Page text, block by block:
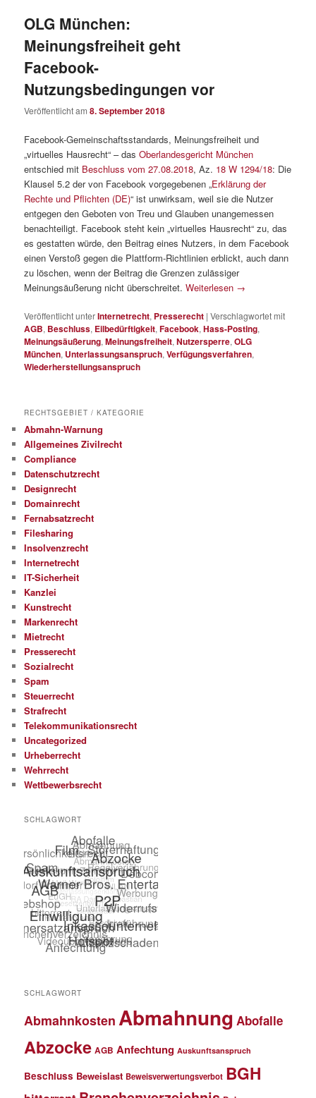
OLG München:
Meinungsfreiheit geht
Facebook-
Nutzungsbedingungen vor
Veröffentlicht am8. September 2018
Facebook-Gemeinschaftsstandards, Meinungsfreiheit und
„virtuelles Hausrecht“ – dasOberlandesgericht München
entschied mit Beschluss vom 27.08.2018, Az. 18 W 1294/18: Die
Klausel 5.2 der von Facebook vorgegebenen „Erklärung der
Rechte und Pflichten (DE)“ ist unwirksam, weil sie die Nutzer
entgegen den Geboten von Treu und Glauben unangemessen
benachteiligt. Facebook steht kein „virtuelles Hausrecht“ zu, das
es gestatten würde, den Beitrag eines Nutzers, in dem Facebook
einen Verstoß gegen die Plattform-Richtlinien erblickt, auch dann
zu löschen, wenn der Beitrag die Grenzen zulässiger
Meinungsäußerung nicht überschreitet.Weiterlesen →
Veröffentlicht unterInternetrecht, Presserecht |Verschlagwortet mit
AGB, Beschluss, Eilbedürftigkeit,Facebook,Hass-Posting,
Meinungsäußerung,Meinungsfreiheit,Nutzersperre,OLG
München, Unterlassungsanspruch,Verfügungsverfahren,
Wiederherstellungsanspruch
RECHTSGEBIET / KATEGORIE
Abmahn-Warnung
Allgemeines Zivilrecht
Compliance
Datenschutzrecht
Designrecht
Domainrecht
Fernabsatzrecht
Filesharing
Insolvenzrecht
Internetrecht
IT-Sicherheit
Kanzlei
Kunstrecht
Markenrecht
Mietrecht
Presserecht
Sozialrecht
Spam
Steuerrecht
Strafrecht
Telekommunikationsrecht
Uncategorized
Urheberrecht
Wehrrecht
Wettbewerbsrecht
SCHLAGWORT
SCHLAGWORT
Abmahnkosten Abmahnung Abofalle
Abzocke AGB Anfechtung Auskunftsanspruch
Beschluss Beweislast Beweisverwertungsverbot BGH